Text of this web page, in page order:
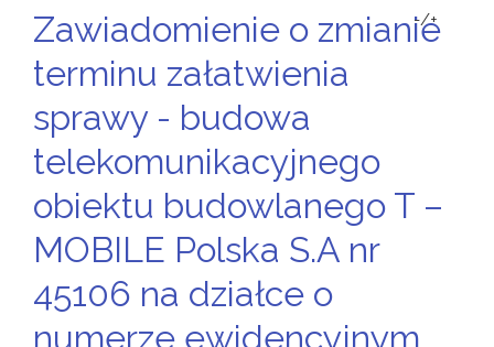
Zawiadomienie o zmianie
terminu załatwienia
sprawy - budowa
telekomunikacyjnego
obiektu budowlanego T –
MOBILE Polska S.A nr
45106 na działce o
numerze ewidencyjnym
-/+